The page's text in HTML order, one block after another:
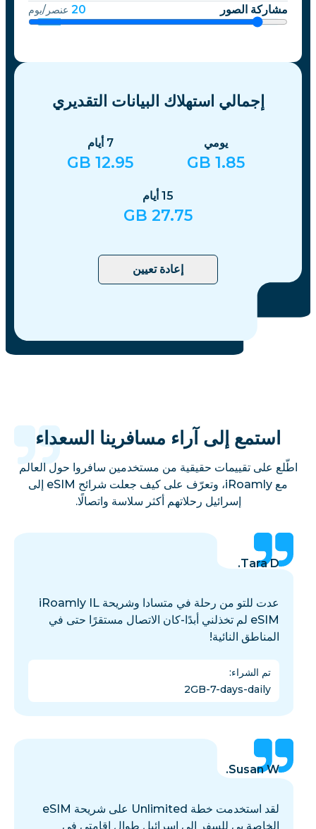
مشاركة الصور 20 عنصر/يوم
إجمالي استهلاك البيانات التقديري
يومي
1.85
7 أيام
12.95
15 أيام
27.75
إعادة تعيين
استمع إلى آراء مسافرينا السعداء
اطّلع على تقييمات حقيقية من مستخدمين سافروا حول العالم
مع iRoamly، وتعرّف على كيف جعلت شرائح eSIM إلى
إسرائيل رحلاتهم أكثر سلاسة واتصالًا.
Tara D.
عدت للتو من رحلة في متسادا وشريحة iRoamly IL
eSIM لم تخذلني أبدًا-كان الاتصال مستقرًا حتى في
المناطق النائية!
تم الشراء:
2GB-7-days-daily
Susan W.
لقد استخدمت خطة Unlimited على شريحة eSIM
الخاصة بي للسفر إلى إسرائيل طوال إقامتي في